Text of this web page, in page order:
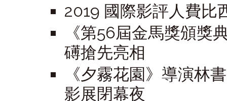
2019 國際影評人費比
《第56屆金馬獎頒獎
礡搶先亮相
《夕霧花園》導演林
影展閉幕夜